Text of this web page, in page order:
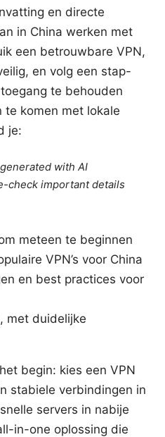
en directe
in China werken met
een betrouwbare VPN,
en volg een stap-
te behouden
te komen met lokale
je:
with AI
check important details
meteen te beginnen
VPN’s voor China
en best practices voor
met duidelijke
begin: kies een VPN
stabiele verbindingen in
servers in nabije
in-one oplossing die